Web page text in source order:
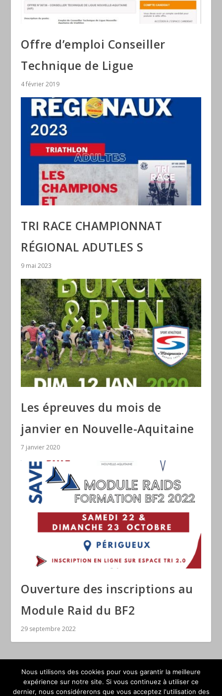
Offre d’emploi Conseiller
Technique de Ligue
4 février 2019
TRI RACE CHAMPIONNAT
RÉGIONAL ADUTLES S
9 mai 2023
Les épreuves du mois de
janvier en Nouvelle-Aquitaine
7 janvier 2020
Ouverture des inscriptions au
Module Raid du BF2
29 septembre 2022
Nous utilisons des cookies pour vous garantir la meilleure
expérience sur notre site. Si vous continuez à utiliser ce
dernier, nous considérerons que vous acceptez l'utilisation des